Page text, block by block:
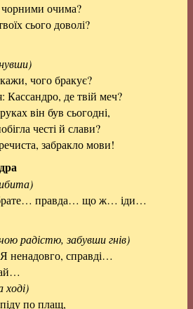
очима?
сього доволі?
чого бракує?
Кассандро, де твій меч?
він був сьогодні,
честі й слави?
забракло мови!
правда… що ж… іди…
радістю, забувши гнів)
ненадовго, справді…
по плащ,